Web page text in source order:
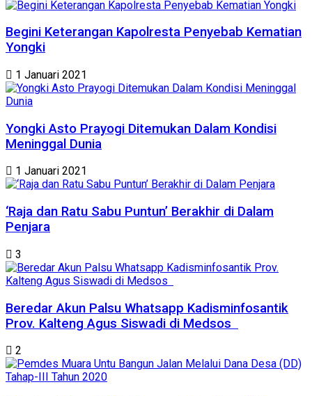
Begini Keterangan Kapolresta Penyebab Kematian
Yongki
1 Januari 2021
Yongki Asto Prayogi Ditemukan Dalam Kondisi
Meninggal Dunia
1 Januari 2021
‘Raja dan Ratu Sabu Puntun’ Berakhir di Dalam
Penjara
3
Beredar Akun Palsu Whatsapp Kadisminfosantik
Prov. Kalteng Agus Siswadi di Medsos
2